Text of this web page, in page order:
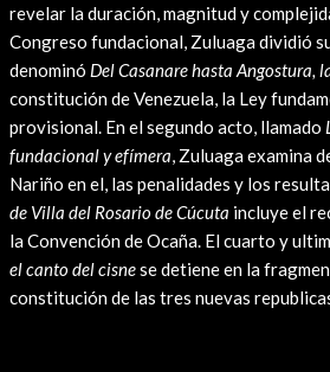
revelar la duración, magnitud y
Congreso fundacional, Zuluaga dividió
denominó Del Casanare hasta Angostura,
constitución de Venezuela, la Ley
provisional. En el segundo acto, llamado
fundacional y efímera, Zuluaga examina
Nariño en el, las penalidades y los
de Villa del Rosario de Cúcuta incluye el
la Convención de Ocaña. El cuarto y
el canto del cisnese detiene en la
constitución de las tres nuevas